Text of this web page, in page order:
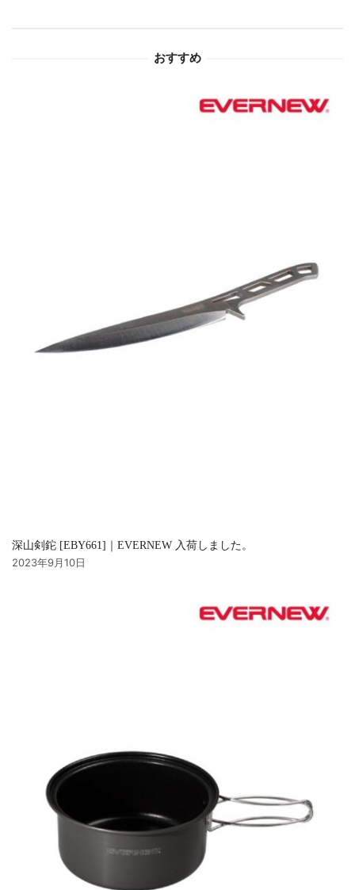
おすすめ
深山剣鉈 [EBY661]｜EVERNEW 入荷しました。
2023年9月10日